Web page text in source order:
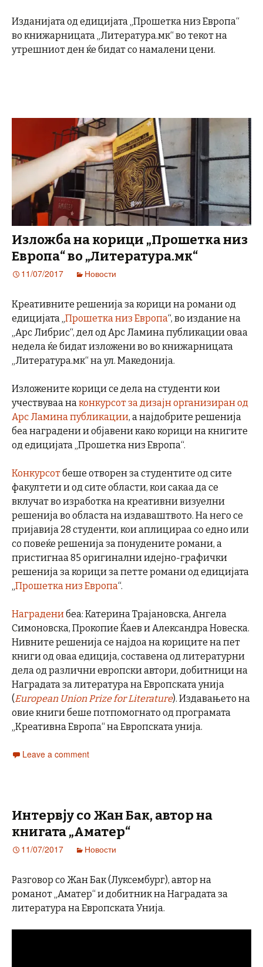
Изданијата од едицијата „Прошетка низ Европа“
во книжарницата „Литература.мк“ во текот на
утрешниот ден ќе бидат со намалени цени.
Изложба на корици „Прошетка низ
Европа“ во „Литература.мк“
11/07/2017 Новости
Креативните решенија за корици на романи од
едицијата „ Прошетка низ Европа“, во издание на
„Арс Либрис“, дел од Арс Ламина публикации оваа
недела ќе бидат изложени во во книжарницата
„Литература.мк“ на ул. Македонија.
Изложените корици се дела на студенти кои
учествуваа на конкурсот за дизајн организиран од
Арс Ламина публикации, а најдобрите решенија
беа наградени и објавени како корици на книгите
од едицијата „Прошетка низ Европа“.
Конкурсотбеше отворен за студентите од сите
факултети и од сите области, кои сакаа да се
вклучат во изработка на креативни визуелни
решенија во областа на издаваштвото. На него се
пријавија 28 студенти, кои аплицираа со едно или
со повеќе решенија за понудените романи, а
пристигнаа 85 оригинални идејно-графички
решенија за корици за петте романи од едицијата
Прошетка низ Европа“.
Награденибеа: Катерина Трајановска, Ангела
Симоновска, Прокопие Ќаев и Александра Новеска.
Нивните решенија се најдоа на кориците на пет
книги од оваа едиција, составена од литературни
дела од различни европски автори, добитници на
Наградата за литература на Европската унија
(European Union Prize for Literature). Издавањето на
овие книги беше потпомогнато од програмата
„Креативна Европа“ на Европската унија.
Leave a comment
Интервју со Жан Бак, автор на
книгата „Аматер“
11/07/2017 Новости
Разговор со Жан Бак (Луксембург), автор на
романот „Аматер“ и добитник на Наградата за
литература на Европската Унија.